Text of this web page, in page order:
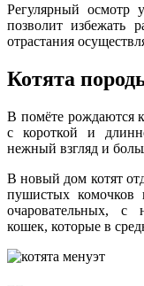
Регулярный
позволит избежать
отрастания
Котята
В помёте рождаются
с короткой и
нежный взгляд и
В новый дом котят
пушистых комочков
очаровательных, с
кошек, которые в